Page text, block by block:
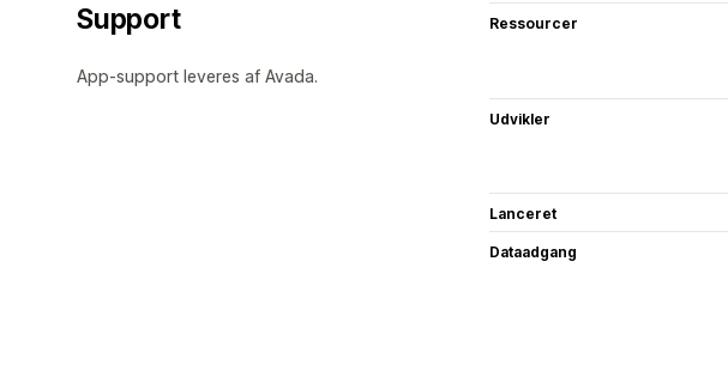
Support
App-support leveres af Avada.
Ressourcer
Udvikler
Lanceret
Dataadgang